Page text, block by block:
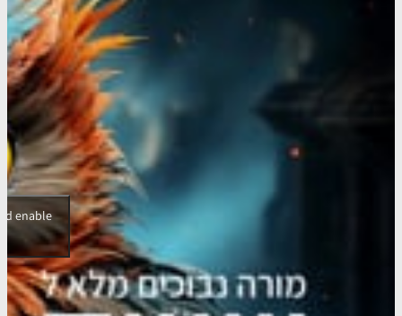
enable